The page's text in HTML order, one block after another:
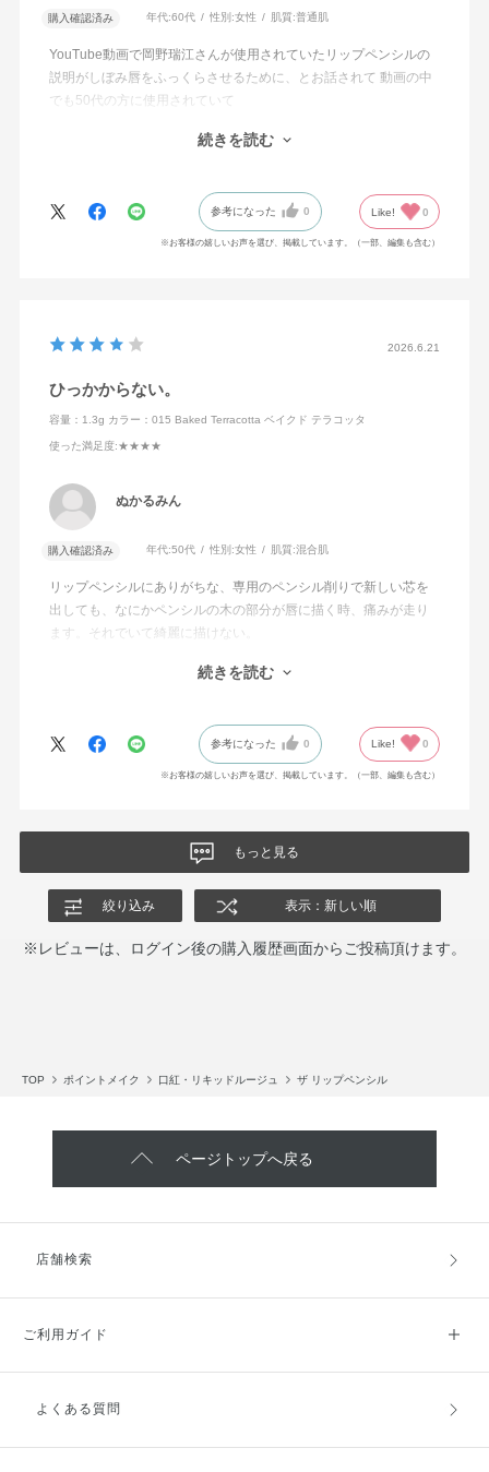
購入確認済み 年代:60代 性別:女性 肌質:普通肌
YouTube動画で岡野瑞江さんが使用されていたリップペンシルの
説明がしぼみ唇をふっくらさせるために、とお話されて 動画の中
でも50代の方に使用されていて
続きを読む
参考になった 0 Like! 0
※お客様の嬉しいお声を選び、掲載しています。（一部、編集も含む）
2026.6.21
ひっかからない。
容量：1.3g カラー：015 Baked Terracotta ベイクド テラコッタ
使った満足度:★★★★
ぬかるみん
購入確認済み 年代:50代 性別:女性 肌質:混合肌
リップペンシルにありがちな、専用のペンシル削りで新しい芯を
出しても、なにかペンシルの木の部分が唇に描く時、痛みが走り
ます。それでいて綺麗に描けない。
からず、ストレスなく描くことができます。
続きを読む
参考になった 0 Like! 0
※お客様の嬉しいお声を選び、掲載しています。（一部、編集も含む）
もっと見る
絞り込み 表示：新しい順
※レビューは、ログイン後の購入履歴画面からご投稿頂けます。
TOP ポイントメイク 口紅・リキッドルージュ ザ リップペンシル
ページトップへ戻る
店舗検索
ご利用ガイド
ご利用ガイドトップ
よくある質問